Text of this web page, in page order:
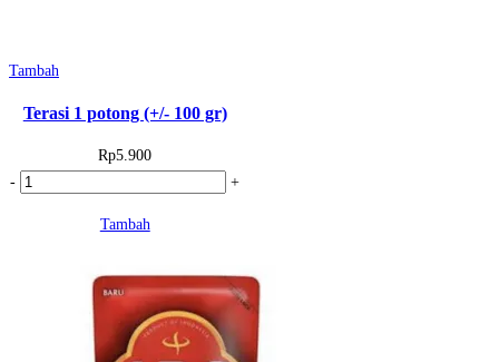
Tambah
Terasi 1 potong (+/- 100 gr)
Rp5.900
- Kuantitas
+
Tambah